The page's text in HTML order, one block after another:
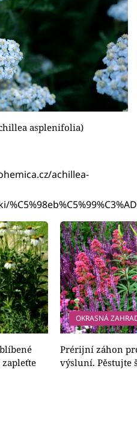
asplenifolia)
achillea-
OKRASNÁ
Prérijní záhon
výsluní. Pěstujte